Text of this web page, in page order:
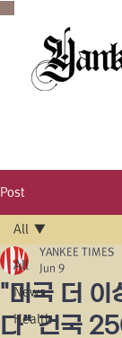
Post
All
News
Health
All
"미국 더 이
다" 건국
YANKEE TIMES
Jun 9